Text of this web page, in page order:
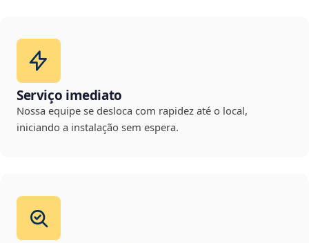
Serviço imediato
Nossa equipe se desloca com rapidez até o local,
iniciando a instalação sem espera.